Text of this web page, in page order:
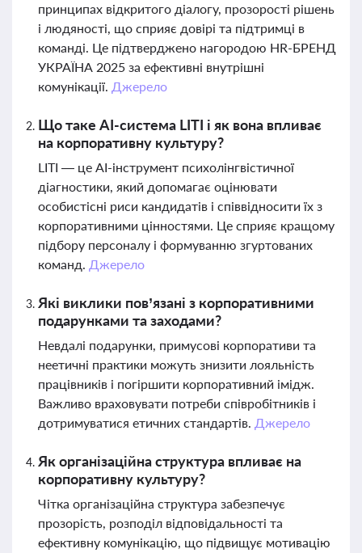
принципах відкритого діалогу, прозорості рішень
і людяності, що сприяє довірі та підтримці в
команді. Це підтверджено нагородою HR-БРЕНД
УКРАЇНА 2025 за ефективні внутрішні
комунікації. Джерело
Що таке AI-система LITI і як вона впливає
на корпоративну культуру?
LITI — це AI-інструмент психолінгвістичної
діагностики, який допомагає оцінювати
особистісні риси кандидатів і співвідносити їх з
корпоративними цінностями. Це сприяє кращому
підбору персоналу і формуванню згуртованих
команд. Джерело
Які виклики пов’язані з корпоративними
подарунками та заходами?
Невдалі подарунки, примусові корпоративи та
неетичні практики можуть знизити лояльність
працівників і погіршити корпоративний імідж.
Важливо враховувати потреби співробітників і
дотримуватися етичних стандартів. Джерело
Як організаційна структура впливає на
корпоративну культуру?
Чітка організаційна структура забезпечує
прозорість, розподіл відповідальності та
ефективну комунікацію, що підвищує мотивацію